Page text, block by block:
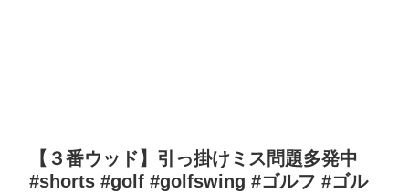
【３番ウッド】引っ掛けミス問題多発中
#shorts #golf #golfswing #ゴルフ #ゴル